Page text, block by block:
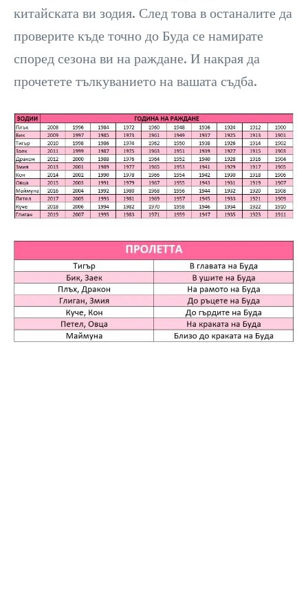
китайската ви зодия. След това в останалите да
проверите къде точно до Буда се намирате
според сезона ви на раждане. И накрая да
прочетете тълкуванието на вашата съдба.